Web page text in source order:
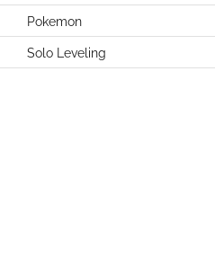
Pokemon
Solo Leveling